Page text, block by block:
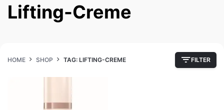
Lifting-Creme
HOME SHOP TAG: LIFTING-CREME FILTER